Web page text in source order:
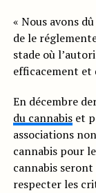
« Nous avons
de le
stade où
efficacement et
En décembre
du cannabiset
associations
cannabis pour
cannabis
respecter les